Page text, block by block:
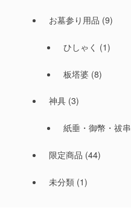
お墓参り用品 (9)
ひしゃく (1)
板塔婆(8)
神具 (3)
紙垂・御幣・祓串
限定商品 (44)
未分類 (1)